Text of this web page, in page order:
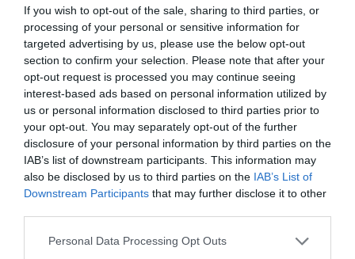
If you wish to opt-out of the sale, sharing to third parties, or
processing of your personal or sensitive information for
targeted advertising by us, please use the below opt-out
section to confirm your selection. Please note that after your
opt-out request is processed you may continue seeing
interest-based ads based on personal information utilized by
us or personal information disclosed to third parties prior to
your opt-out. You may separately opt-out of the further
disclosure of your personal information by third parties on the
IAB’s list of downstream participants. This information may
also be disclosed by us to third parties on the IAB’s List of
Downstream Participants that may further disclose it to other
Please note that this website/app uses one or more Google
Personal Data Processing Opt Outs
összevagdaljuk, a masszába szórjuk, és a formába
simítjuk. A sütőben 25 percig sütjük. Ne tovább, mert a
tészta túlzottan kiszárad! Hagyjuk kihűlni.
A tetejére a vajat összedolgozzuk a mogyoróvajjal, a
porcukorral, a vaníliaaromával. A tésztára kenjük, és 1
órára behűtjük. Végül megolvasztjuk a csokoládét, és a
krémre csorgatjuk.
Munka: kb. 45 perc
Fogyasztható: kb. 3 óra múlva
Megosztás: Facebook Twitter Pinterest